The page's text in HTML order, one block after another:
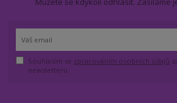
Souhlasím se zpracováním osobních údajů
newsletteru.